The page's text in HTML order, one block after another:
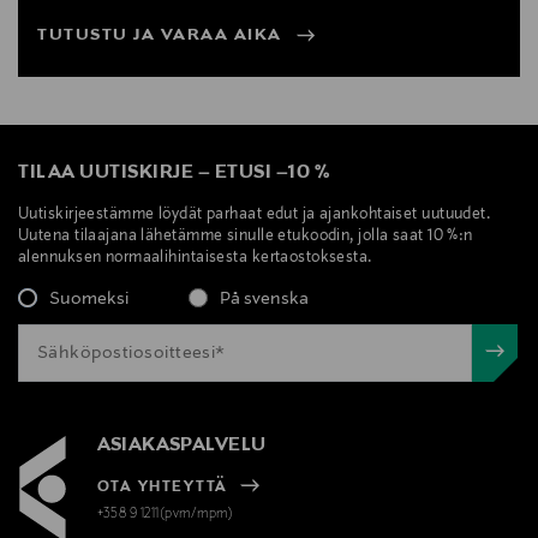
Ulkoinen Ø735 mm
Pyörät
Kumittomat pyörät kovalle lattialle, Ø65 mm.
Polyamidista (PA) valmistetut vapaat pyörät pehmeälle
lattialle, Ø65 mm
Itsestään jarruttavat kumiset pyörät kovalle lattialle,
Ø65 mm
TUTUSTU JA VARAA AIKA
TILAA UUTISKIRJE – ETUSI –10 %
Uutiskirjeestämme löydät parhaat edut ja ajankohtaiset uutuudet.
Uutena tilaajana lähetämme sinulle etukoodin, jolla saat 10 %:n
alennuksen normaalihintaisesta kertaostoksesta.
Suomeksi På svenska
ASIAKASPALVELU
OTA YHTEYTTÄ
+358 9 1211(pvm/mpm)